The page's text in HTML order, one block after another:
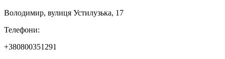
Володимир, вулиця Устилузька, 17
Телефони:
+380800351291